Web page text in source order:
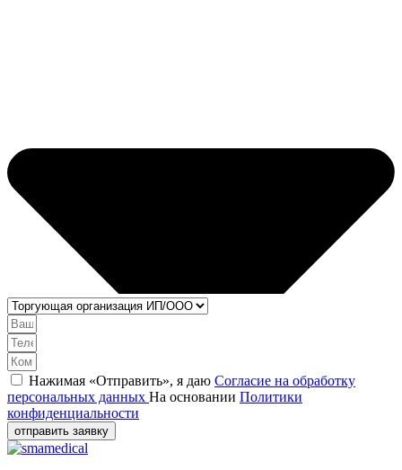
Нажимая «Отправить», я даю Согласие на обработку
персональных данных На основании Политики
конфиденциальности
отправить заявку